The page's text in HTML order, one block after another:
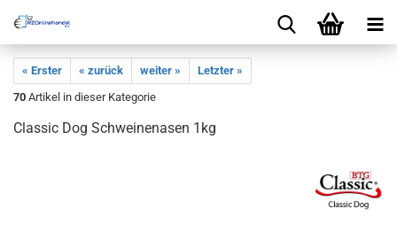
« Erster « zurück weiter »
Letzter »
70 Artikel in dieser Kategorie
Classic Dog Schweinenasen 1kg